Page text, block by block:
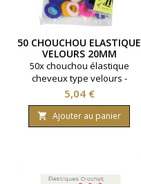
50 CHOUCHOU ELASTIQUE
VELOURS 20MM
MULTICOLORE
50x chouchou élastique
cheveux type velours -
Multicolore - Diamètre 20 mm.
Prix
5,04 €
 Ajouter au panier